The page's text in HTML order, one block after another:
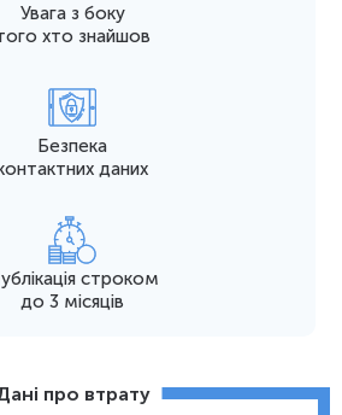
про втрату
Увага з боку
хто знайшов
Безпека
даних
строком
до 3 мicяцiв